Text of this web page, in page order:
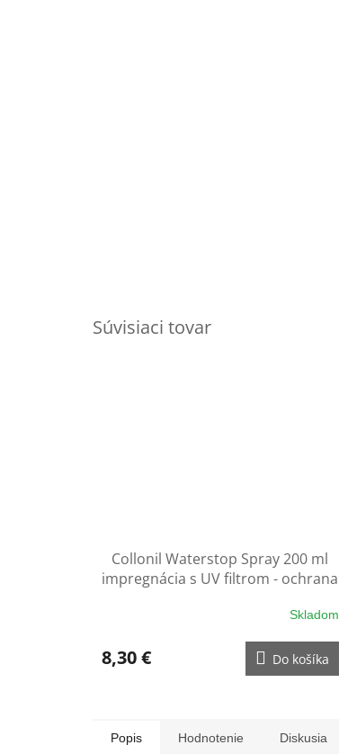
Súvisiaci tovar
Collonil Waterstop Spray 200 ml
impregnácia s UV filtrom - ochrana
Skladom
8,30 € Do košíka
Popis Hodnotenie Diskusia